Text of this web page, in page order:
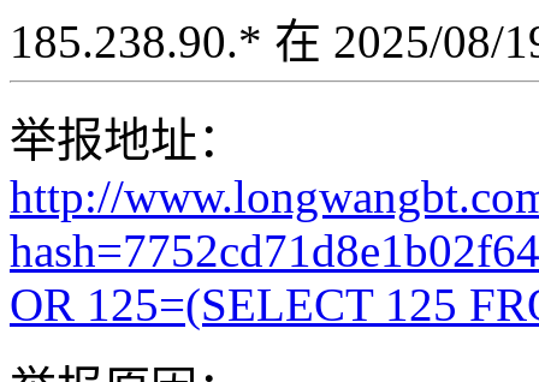
185.238.90.* 在 2025/08/
举报地址：
http://
OR 125=(SELECT 125